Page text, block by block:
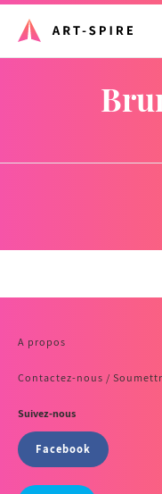
A propos
Contactez-nous /
Suivez-nous
Facebook